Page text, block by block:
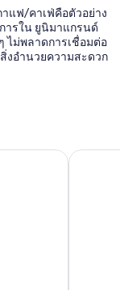
แฟ/คาเฟ่คือตัวอย่าง
ารใน ยูนิมาแกรนด์
ไม่พลาดการเชื่อมต่อ
งอำนวยความสะดวก
ชั่วโมง
ท่าแกรน